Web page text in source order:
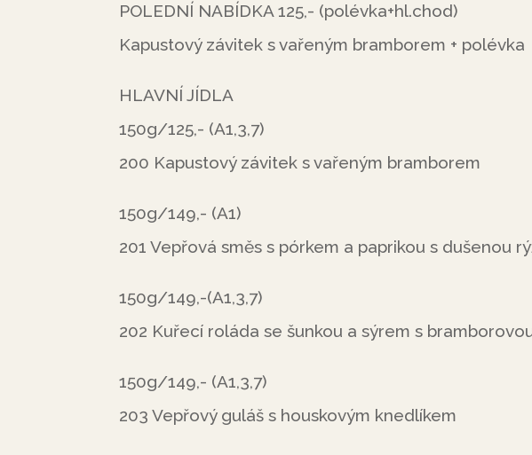
POLEDNÍ NABÍDKA 125,- (polévka+hl.chod)
Kapustový závitek s vařeným bramborem + polévka
HLAVNÍ JÍDLA
150g/125,- (A1,3,7)
200 Kapustový závitek s vařeným bramborem
150g/149,- (A1)
201 Vepřová směs s pórkem a paprikou s dušenou
150g/149,-(A1,3,7)
202 Kuřecí roláda se šunkou a sýrem s
150g/149,- (A1,3,7)
203 Vepřový guláš s houskovým knedlíkem